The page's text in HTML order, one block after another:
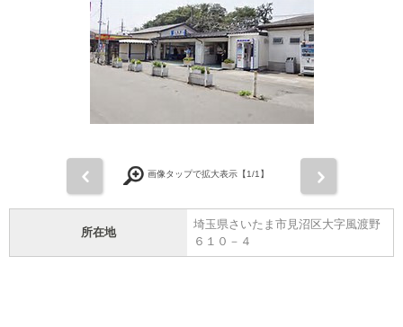
画像タップで拡大表示【1/1】
所在地
埼玉県さいたま市見沼区大字風渡野
６１０－４